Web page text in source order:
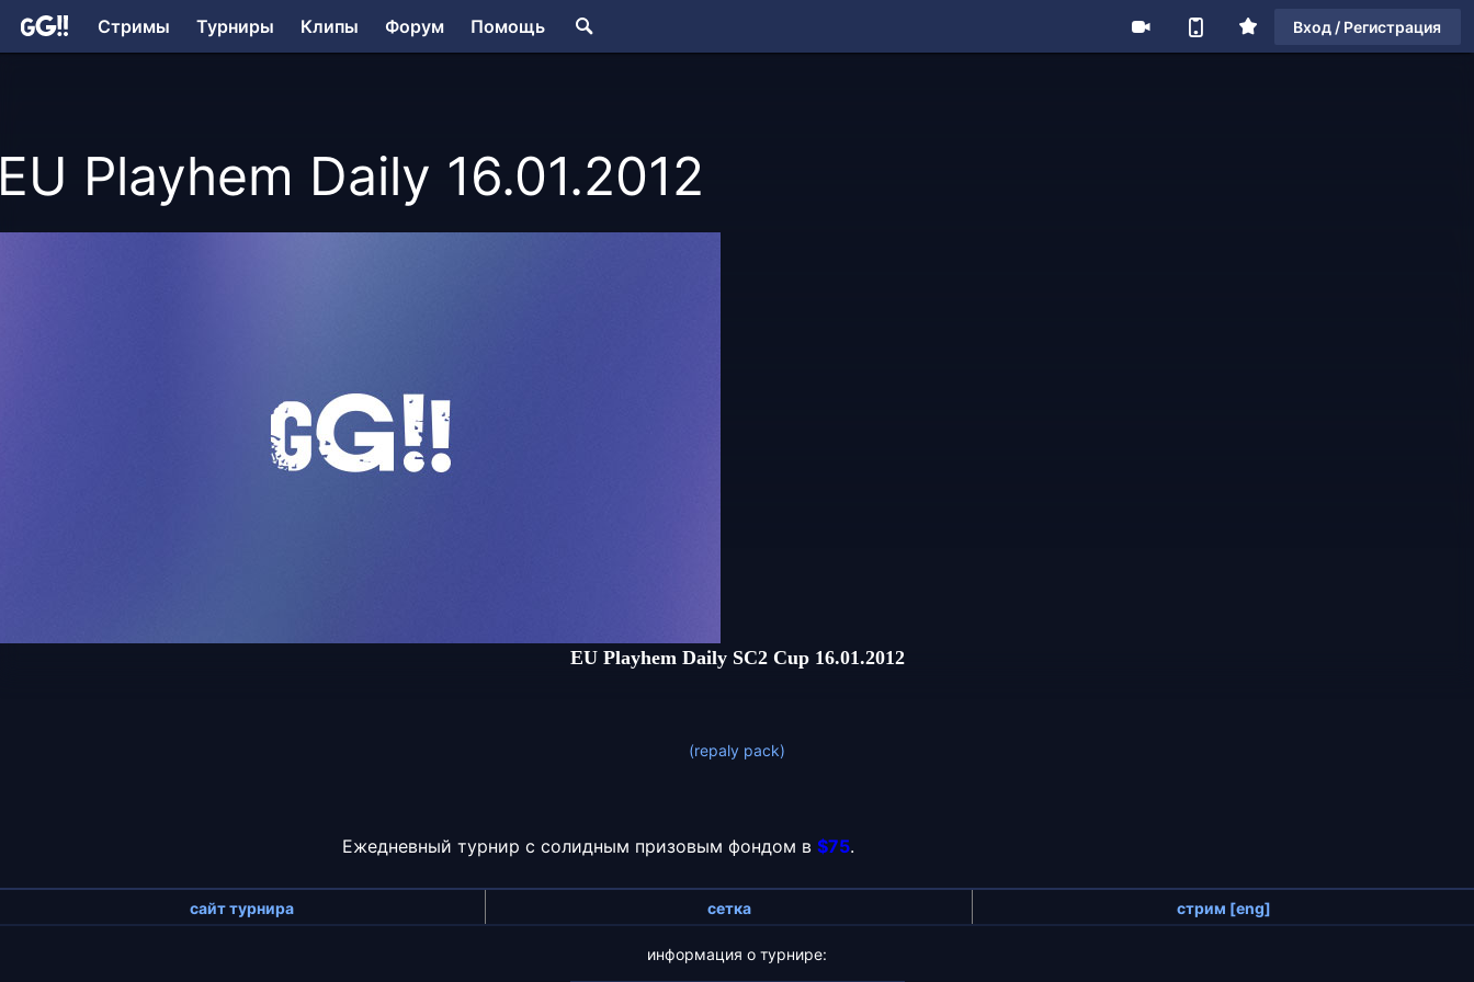
Стримы Турниры Клипы Форум Помощь Вход / Регистрация
Playhem Daily 16.01.2012
EU Playhem Daily SC2 Cup 16.01.2012
(repaly pack)
Ежедневный турнир с солидным призовым фондом в $75.
сайт турнира сетка стрим [eng]
информация о турнире: